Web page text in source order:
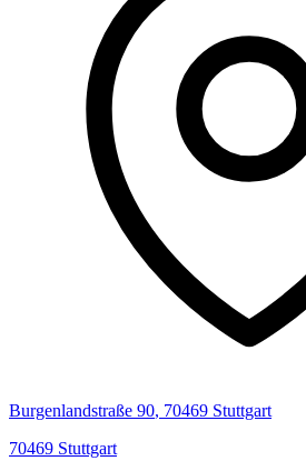
Burgenlandstraße 90, 70469 Stuttgart
70469 Stuttgart